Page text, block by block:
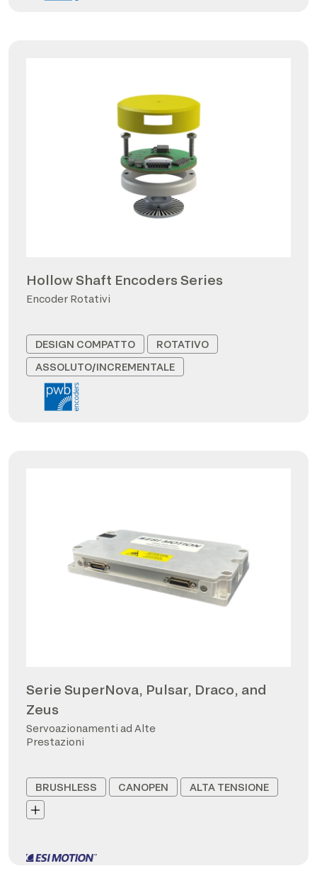
Hollow Shaft Encoders Series
Encoder Rotativi
DESIGN COMPATTO
ROTATIVO
ASSOLUTO/INCREMENTALE
Serie SuperNova, Pulsar, Draco, and
Zeus
Servoazionamenti ad Alte
Prestazioni
BRUSHLESS CANOPEN ALTA TENSIONE